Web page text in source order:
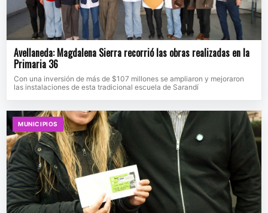
Avellaneda: Magdalena Sierra recorrió las obras realizadas en la
Primaria 36
Con una inversión de más de $107 millones se ampliaron y mejoraron
las instalaciones de esta tradicional escuela de Sarandí
MUNICIPIOS